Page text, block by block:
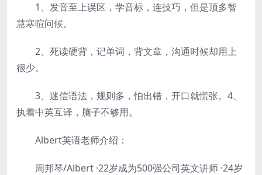
1、发音至上误区，学音标，连技巧，但是顶多智
慧寒暄问候。
2、死读硬背，记单词，背文章，沟通时候却用上
很少。
3、迷信语法，规则多，怕出错，开口就慌张。4、
执着中英互译，脑子不够用。
Albert英语老师介绍：
周邦琴/Albert ·22岁成为500强公司英文讲师 ·24岁